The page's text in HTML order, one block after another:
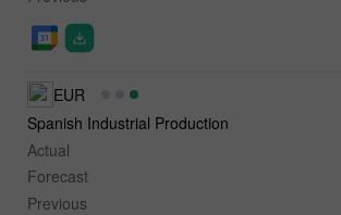
EUR
Spanish Industrial Production
Actual
Forecast
Previous